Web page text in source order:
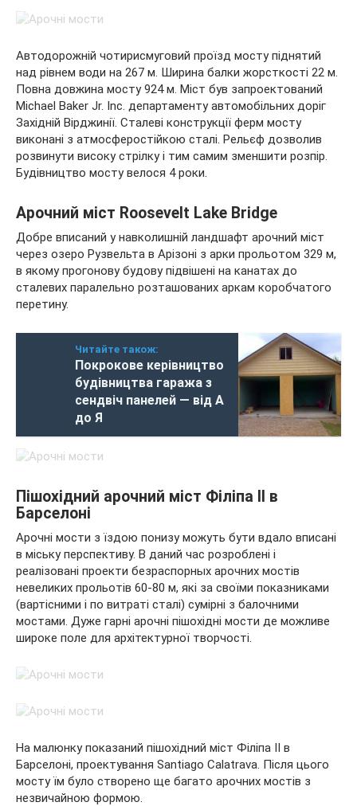
Автодорожній чотирисмуговий проїзд мосту піднятий
над рівнем води на 267 м. Ширина балки жорсткості 22 м.
Повна довжина мосту 924 м. Міст був запроектований
Michael Baker Jr. Inc. департаменту автомобільних доріг
Західній Вірджинії. Сталеві конструкції ферм мосту
виконані з атмосферостійкою сталі. Рельєф дозволив
розвинути високу стрілку і тим самим зменшити розпір.
Будівництво мосту велося 4 роки.
Арочний міст Roosevelt Lake Bridge
Добре вписаний у навколишній ландшафт арочний міст
через озеро Рузвельта в Арізоні з арки прольотом 329 м,
в якому прогонову будову підвішені на канатах до
сталевих паралельно розташованих аркам коробчатого
перетину.
Читайте також:
Покрокове керівництво
будівництва гаража з
сендвіч панелей — від А
до Я
Пішохідний арочний міст Філіпа II в
Барселоні
Арочні мости з їздою понизу можуть бути вдало вписані
в міську перспективу. В даний час розроблені і
реалізовані проекти безраспорных арочних мостів
невеликих прольотів 60-80 м, які за своїми показниками
(вартісними і по витраті сталі) сумірні з балочними
мостами. Дуже гарні арочні пішохідні мости де можливе
широке поле для архітектурної творчості.
На малюнку показаний пішохідний міст Філіпа II в
Барселоні, проектування Santiago Calatrava. Після цього
мосту їм було створено ще багато арочних мостів з
незвичайною формою.